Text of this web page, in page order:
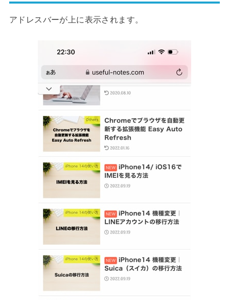
アドレスバーが上に表示されます。